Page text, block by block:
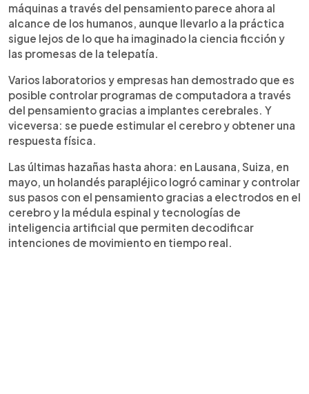
máquinas a través del pensamiento parece ahora al
alcance de los humanos, aunque llevarlo a la práctica
sigue lejos de lo que ha imaginado la ciencia ficción y
las promesas de la telepatía.
Varios laboratorios y empresas han demostrado que es
posible controlar programas de computadora a través
del pensamiento gracias a implantes cerebrales. Y
viceversa: se puede estimular el cerebro y obtener una
respuesta física.
Las últimas hazañas hasta ahora: en Lausana, Suiza, en
mayo, un holandés parapléjico logró caminar y controlar
sus pasos con el pensamiento gracias a electrodos en el
cerebro y la médula espinal y tecnologías de
inteligencia artificial que permiten decodificar
intenciones de movimiento en tiempo real.